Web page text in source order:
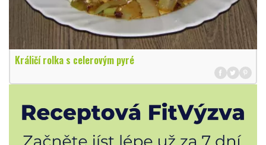
Králičí rolka s celerovým pyré